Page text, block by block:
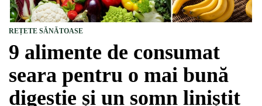
REȚETE SĂNĂTOASE
9 alimente de consumat
seara pentru o mai bună
digestie și un somn liniștit